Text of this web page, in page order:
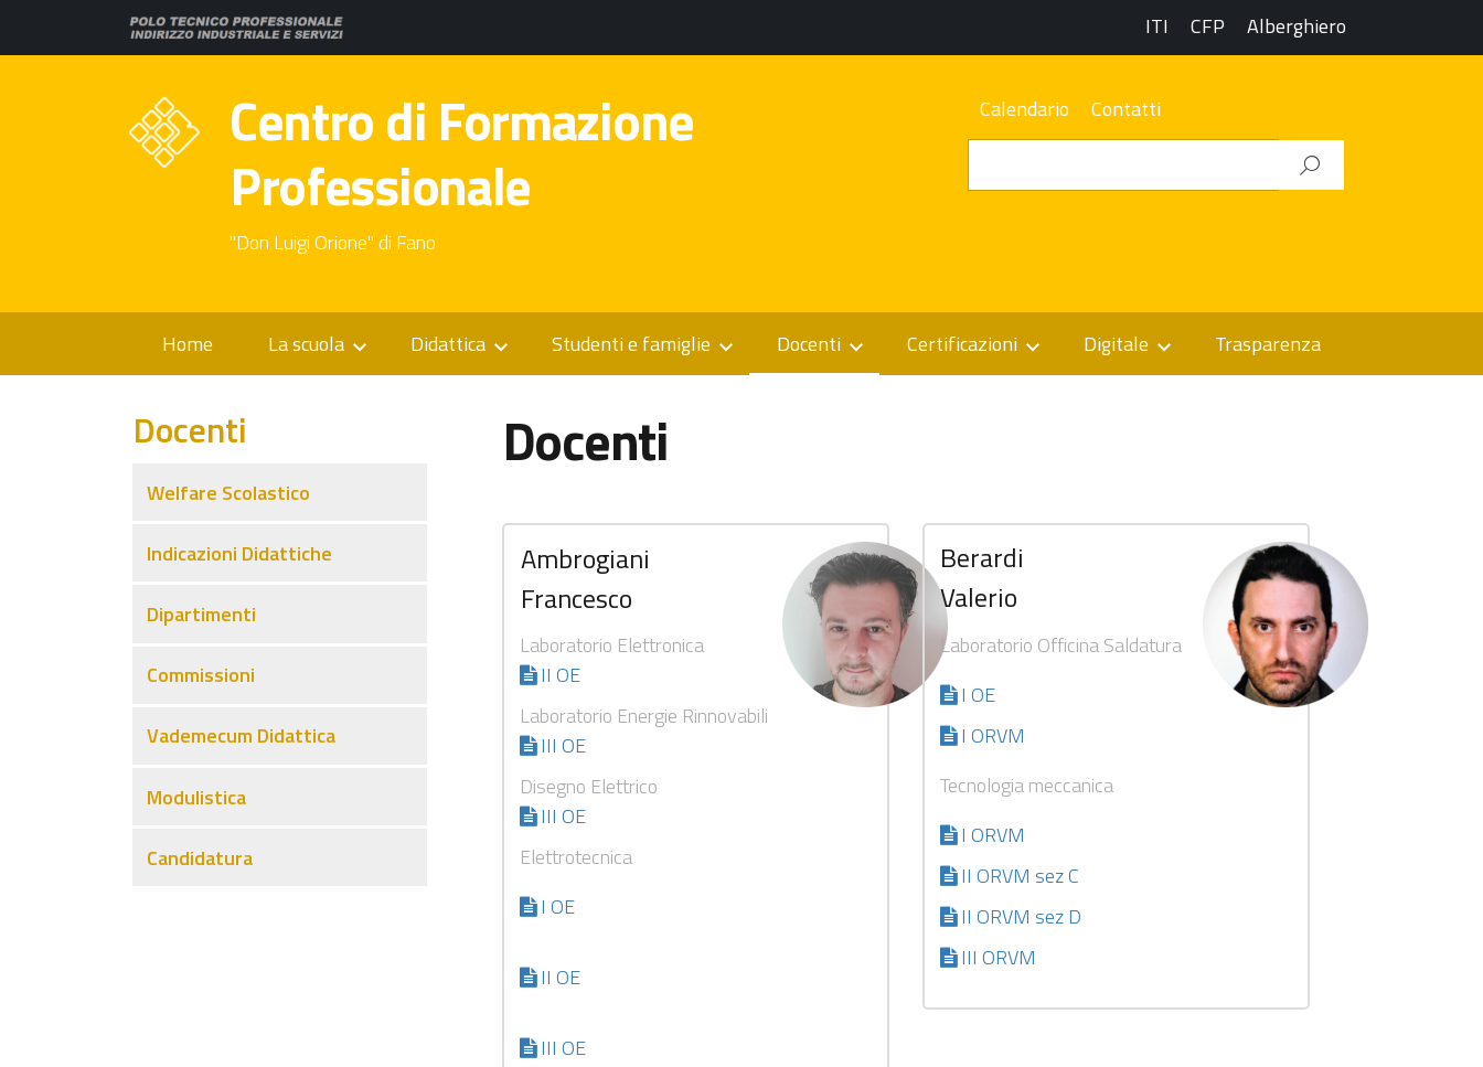
ITI CFP Alberghiero
Centro di Formazione
Professionale
"Don Luigi Orione" di Fano
Calendario Contatti
Home La scuola Didattica Studenti e famiglie Docenti Certificazioni Digitale Trasparenza
Docenti
Welfare Scolastico
Indicazioni Didattiche
Dipartimenti
Commissioni
Vademecum Didattica
Modulistica
Candidatura
Docenti
Ambrogiani
Francesco
Laboratorio Elettronica
II OE
Laboratorio Energie Rinnovabili
III OE
Disegno Elettrico
III OE
Elettrotecnica
I OE
II OE
III OE
Berardi
Valerio
Laboratorio Officina Saldatura
I OE
I ORVM
Tecnologia meccanica
I ORVM
II ORVM sez C
II ORVM sez D
III ORVM